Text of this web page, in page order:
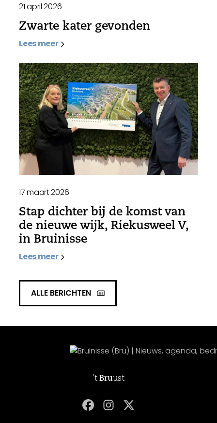
21 april 2026
Zwarte kater gevonden
Lees meer
17 maart 2026
Stap dichter bij de komst van
de nieuwe wijk, Riekusweel V,
in Bruinisse
Lees meer
ALLE BERICHTEN
't Bruust